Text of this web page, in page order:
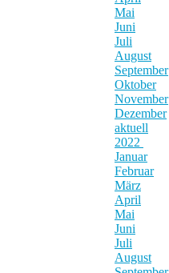
Mai
Juni
Juli
August
September
Oktober
November
Dezember
aktuell
2022
Januar
Februar
März
April
Mai
Juni
Juli
August